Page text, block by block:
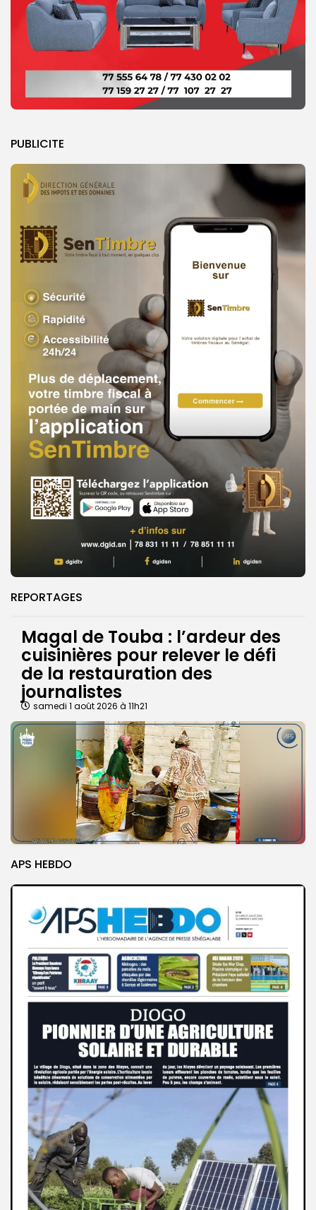
PUBLICITE
REPORTAGES
Magal de Touba : l’ardeur des
cuisinières pour relever le défi
de la restauration des
journalistes
samedi 1 août 2026 à 11h21
APS HEBDO